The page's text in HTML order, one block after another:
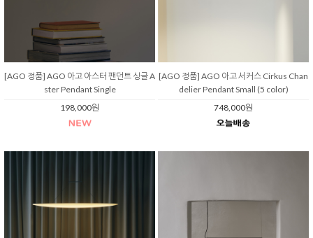
[AGO 정품] AGO 아고 아스터 팬던트 싱글 A
ster Pendant Single
198,000원
[AGO 정품] AGO 아고 서커스 Cirkus Chan
delier Pendant Small (5 color)
748,000원